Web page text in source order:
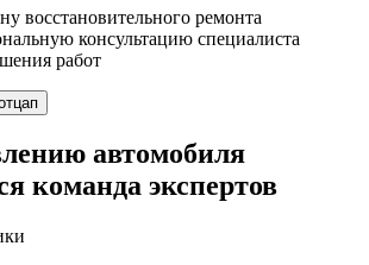
восстановительного ремонта
консультацию специалиста
работ
автомобиля
команда экспертов